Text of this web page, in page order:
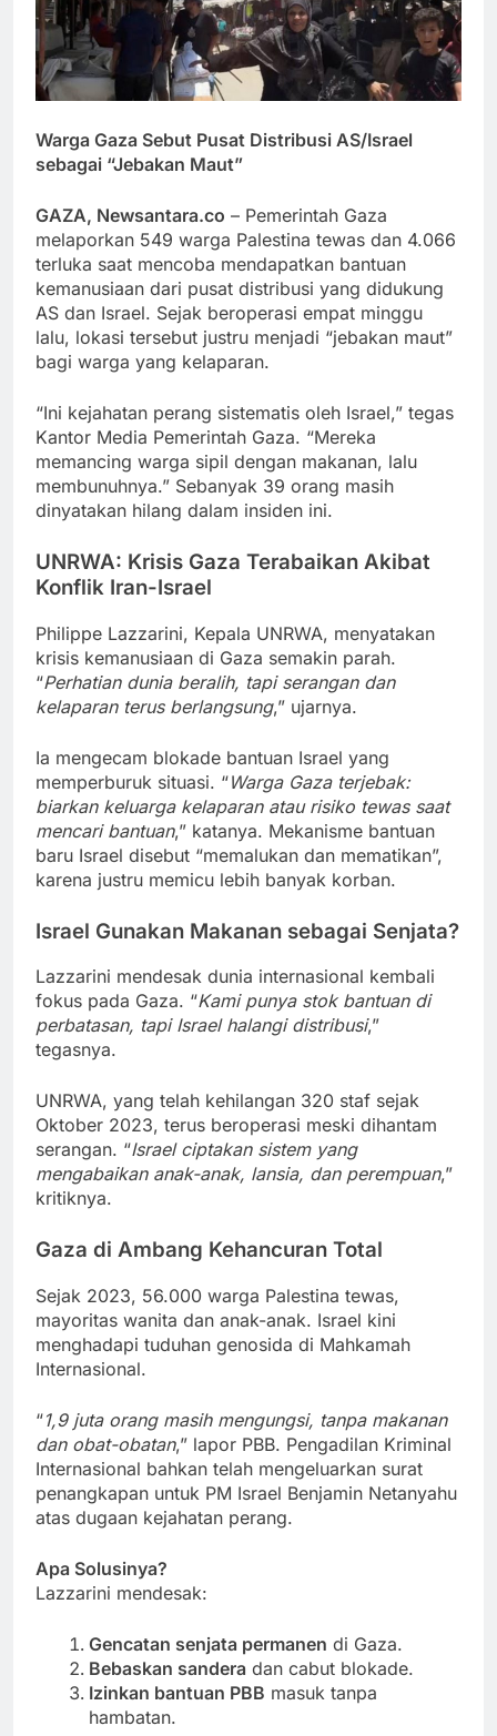
Warga Gaza Sebut Pusat Distribusi AS/Israel
sebagai “Jebakan Maut”
GAZA, Newsantara.co – Pemerintah Gaza
melaporkan 549 warga Palestina tewas dan 4.066
terluka saat mencoba mendapatkan bantuan
kemanusiaan dari pusat distribusi yang didukung
AS dan Israel. Sejak beroperasi empat minggu
lalu, lokasi tersebut justru menjadi “jebakan maut”
bagi warga yang kelaparan.
“Ini kejahatan perang sistematis oleh Israel,” tegas
Kantor Media Pemerintah Gaza. “Mereka
memancing warga sipil dengan makanan, lalu
membunuhnya.” Sebanyak 39 orang masih
dinyatakan hilang dalam insiden ini.
UNRWA: Krisis Gaza Terabaikan Akibat
Konflik Iran-Israel
Philippe Lazzarini, Kepala UNRWA, menyatakan
krisis kemanusiaan di Gaza semakin parah.
“Perhatian dunia beralih, tapi serangan dan
kelaparan terus berlangsung,” ujarnya.
Ia mengecam blokade bantuan Israel yang
memperburuk situasi. “Warga Gaza terjebak:
biarkan keluarga kelaparan atau risiko tewas saat
mencari bantuan,” katanya. Mekanisme bantuan
baru Israel disebut “memalukan dan mematikan”,
karena justru memicu lebih banyak korban.
Israel Gunakan Makanan sebagai Senjata?
Lazzarini mendesak dunia internasional kembali
fokus pada Gaza. “Kami punya stok bantuan di
perbatasan, tapi Israel halangi distribusi,”
tegasnya.
UNRWA, yang telah kehilangan 320 staf sejak
Oktober 2023, terus beroperasi meski dihantam
serangan. “Israel ciptakan sistem yang
mengabaikan anak-anak, lansia, dan perempuan,”
kritiknya.
Gaza di Ambang Kehancuran Total
Sejak 2023, 56.000 warga Palestina tewas,
mayoritas wanita dan anak-anak. Israel kini
menghadapi tuduhan genosida di Mahkamah
Internasional.
“1,9 juta orang masih mengungsi, tanpa makanan
dan obat-obatan,” lapor PBB. Pengadilan Kriminal
Internasional bahkan telah mengeluarkan surat
penangkapan untuk PM Israel Benjamin Netanyahu
atas dugaan kejahatan perang.
Apa Solusinya?
Lazzarini mendesak:
Gencatan senjata permanen di Gaza.
Bebaskan sandera dan cabut blokade.
Izinkan bantuan PBB masuk tanpa
hambatan.